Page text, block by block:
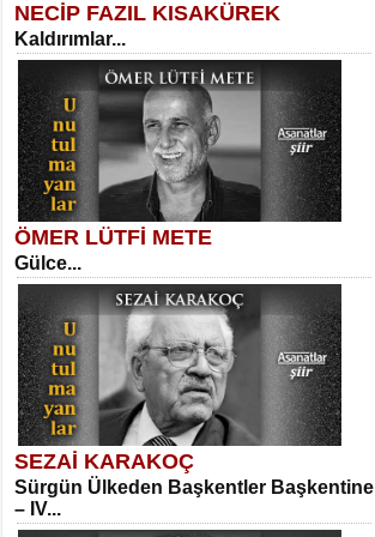
SELAHATTİN YILDIZ
İnsanın Zindanı...
MEHMET TAŞTAN
Vagon’da Bir Şairle...
SITKI CANEY
Oruçla Devrim ve Özgürlüğe…...
Sibel Orhan
İki Kırık Boşluk...
Meral Yağmur
Eski Bir Şiir...
Kadir Ünal
NECİP FAZIL KISAKÜREK
Kaldırımlar...
ÖMER LÜTFİ METE
Gülce...
SEZAİ KARAKOÇ
Sürgün Ülkeden Başkentler Başkentine
– IV...